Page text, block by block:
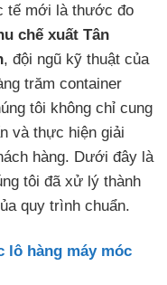
tế mới là thước đo
chế xuất Tân
, đội ngũ kỹ thuật của
trăm container
tôi không chỉ cung
và thực hiện giải
hàng. Dưới đây là
tôi đã xử lý thành
quy trình chuẩn.
lô hàng máy móc